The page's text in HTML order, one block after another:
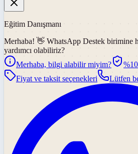
Eğitim Danışmanı
Merhaba! 👋 WhatsApp Destek birimine
yardımcı olabiliriz?
Merhaba, bilgi alabilir miyim?
Fiyat ve taksit seçenekleri
Lütfen